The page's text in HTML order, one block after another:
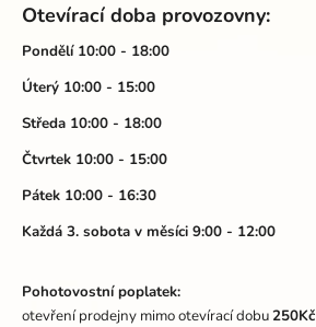
Otevírací doba provozovny:
Pondělí 10:00 - 18:00
Úterý 10:00 - 15:00
Středa 10:00 - 18:00
Čtvrtek 10:00 - 15:00
Pátek 10:00 - 16:30
Každá 3. sobota v měsíci 9:00 - 12:00
Pohotovostní poplatek:
otevření prodejny mimo otevírací dobu250Kč